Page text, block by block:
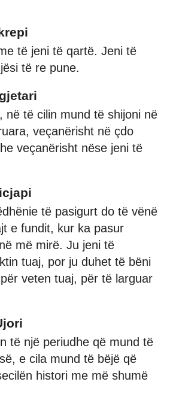
të jeni të qartë. Jeni të
të re pune.
në të cilin mund të shijoni në
veçanërisht në çdo
veçanërisht nëse jeni të
të pasigurt do të vënë
e fundit, kur ka pasur
më mirë. Ju jeni të
tuaj, por ju duhet të bëni
veten tuaj, për të larguar
të një periudhe që mund të
e cila mund të bëjë që
histori me më shumë